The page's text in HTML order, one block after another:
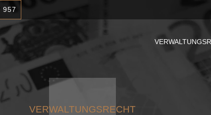
957
VERWALTUNGSRECHT